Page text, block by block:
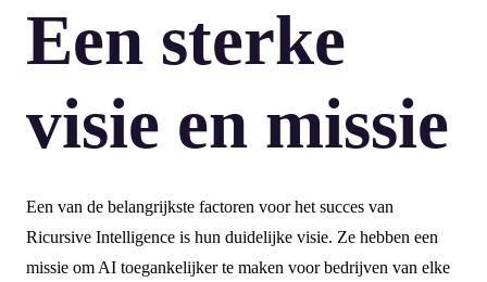
Een sterke
visie en missie
Een van de belangrijkste factoren voor het succes van
Ricursive Intelligence is hun duidelijke visie. Ze hebben een
missie om AI toegankelijker te maken voor bedrijven van elke